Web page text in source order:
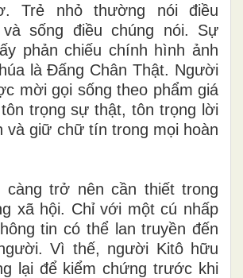
Trẻ nhỏ thường nói điều
sống điều chúng nói. Sự
phản chiếu chính hình ảnh
là Đấng Chân Thật. Người
mời gọi sống theo phẩm giá
trọng sự thật, tôn trọng lời
và giữ chữ tín trong mọi hoàn
càng trở nên cần thiết trong
xã hội. Chỉ với một cú nhấp
tin có thể lan truyền đến
Vì thế, người Kitô hữu
lại để kiểm chứng trước khi